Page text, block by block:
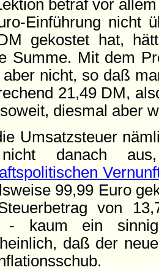
betraf vor
Einführung nicht
gekostet hat,
Summe. Mit dem
aber nicht, so daß
21,49 DM,
diesmal aber
Umsatzsteuer
danach
99,99 Euro
von
- kaum ein
daß der